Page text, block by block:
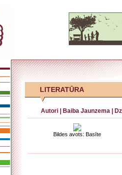
LITERATŪRA
Autori Baiba Jaunzema
Bildes avots: Basīte